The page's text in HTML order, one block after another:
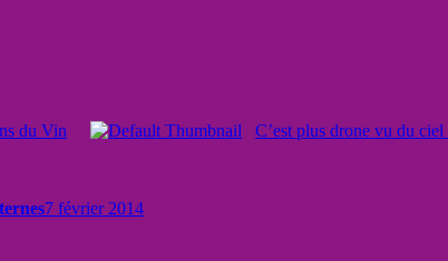
du Vin C’est plus drone vu du ciel
7 février 2014